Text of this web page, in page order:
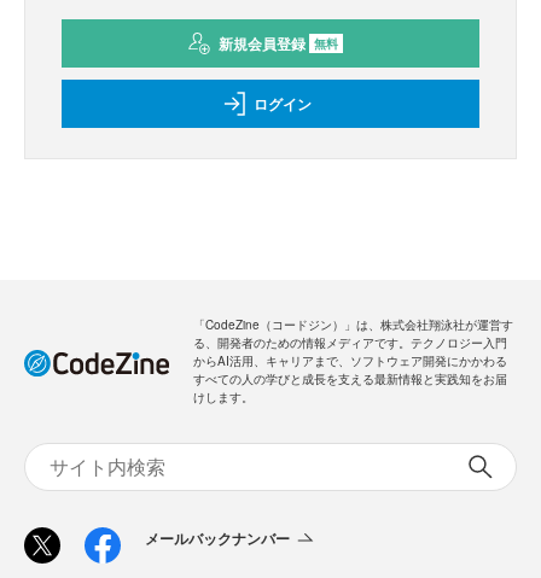
新規会員登録 無料
ログイン
「CodeZine（コードジン）」は、株式会社翔泳社が運営す
る、開発者のための情報メディアです。テクノロジー入門
からAI活用、キャリアまで、ソフトウェア開発にかかわる
すべての人の学びと成長を支える最新情報と実践知をお届
けします。
メールバックナンバー